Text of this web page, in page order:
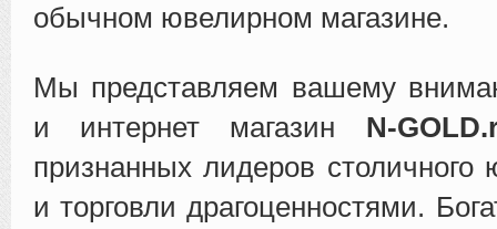
обычном ювелирном магазине.
Мы представляем вашему
и интернет магазин N-
признанных лидеров столичного
и торговли драгоценностями.